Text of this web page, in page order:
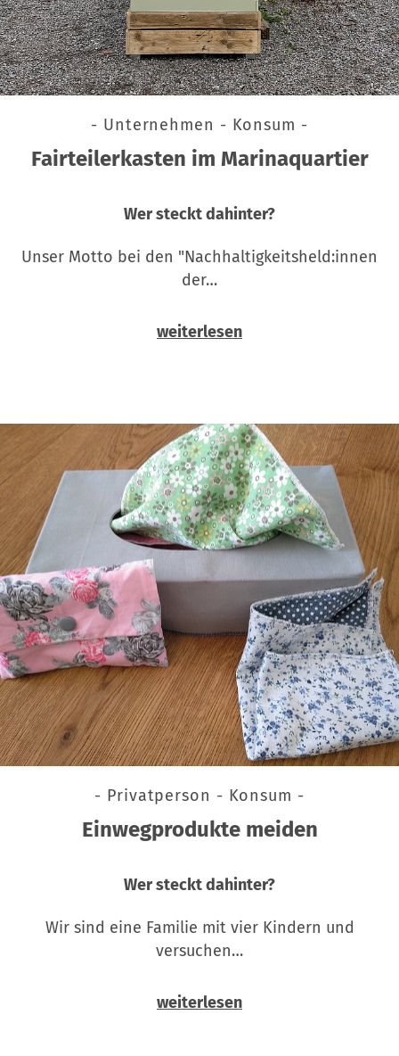
- Unternehmen - Konsum -
Fairteilerkasten im Marinaquartier
Wer steckt dahinter?
Unser Motto bei den "Nachhaltigkeitsheld:innen
der…
weiterlesen
- Privatperson - Konsum -
Einwegprodukte meiden
Wer steckt dahinter?
Wir sind eine Familie mit vier Kindern und
versuchen…
weiterlesen